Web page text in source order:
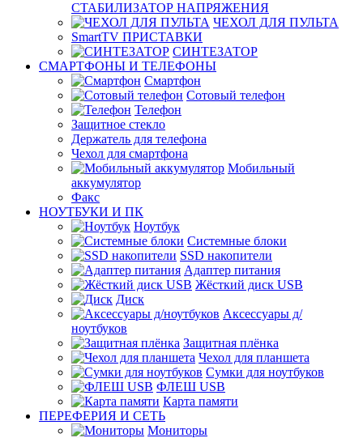
СТАБИЛИЗАТОР НАПРЯЖЕНИЯ
ЧЕХОЛ ДЛЯ ПУЛЬТА
SmartTV ПРИСТАВКИ
СИНТЕЗАТОР
СМАРТФОНЫ И ТЕЛЕФОНЫ
Смартфон
Сотовый телефон
Телефон
Защитное стекло
Держатель для телефона
Чехол для смартфона
Мобильный
аккумулятор
Факс
НОУТБУКИ И ПК
Ноутбук
Системные блоки
SSD накопители
Адаптер питания
Жёсткий диск USB
Диск
Аксессуары д/
ноутбуков
Защитная плёнка
Чехол для планшета
Сумки для ноутбуков
ФЛЕШ USB
Карта памяти
ПЕРЕФЕРИЯ И СЕТЬ
Мониторы